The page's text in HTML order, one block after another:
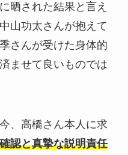
晒された結果と言え
山功太さんが抱えて
さんが受けた身体的
ませて良いものでは
、高橋さん本人に求
認と真摯な説明責任